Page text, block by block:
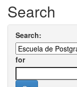
Search
Search:
for